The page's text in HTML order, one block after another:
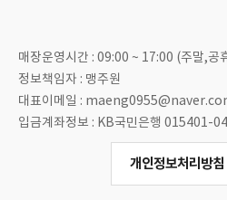
매장운영시간 : 09:00 ~ 17:00 (주말,공
정보책임자 : 맹주원
대표이메일 :
입금계좌정보 : KB국민은행 015401-
개인정보처리방침